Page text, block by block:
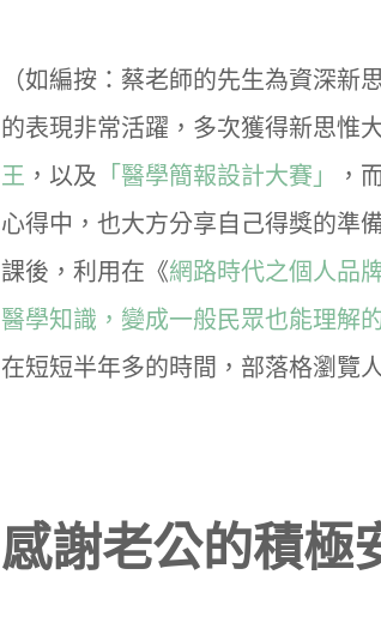
（如編按：蔡老師的先生為資深新
的表現非常活躍，多次獲得新思惟
王 ，以及 「醫學簡報設計大賽」
，
心得中，也大方分享自己得獎的準
課後，利用在《網路時代之個人品
醫學知識，變成一般民眾也能理解
在短短半年多的時間，部落格瀏覽
感謝老公的積極